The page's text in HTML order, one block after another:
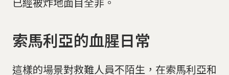
索馬利亞的血腥日常
這樣的場景對救難人員不陌生，在索馬利亞和